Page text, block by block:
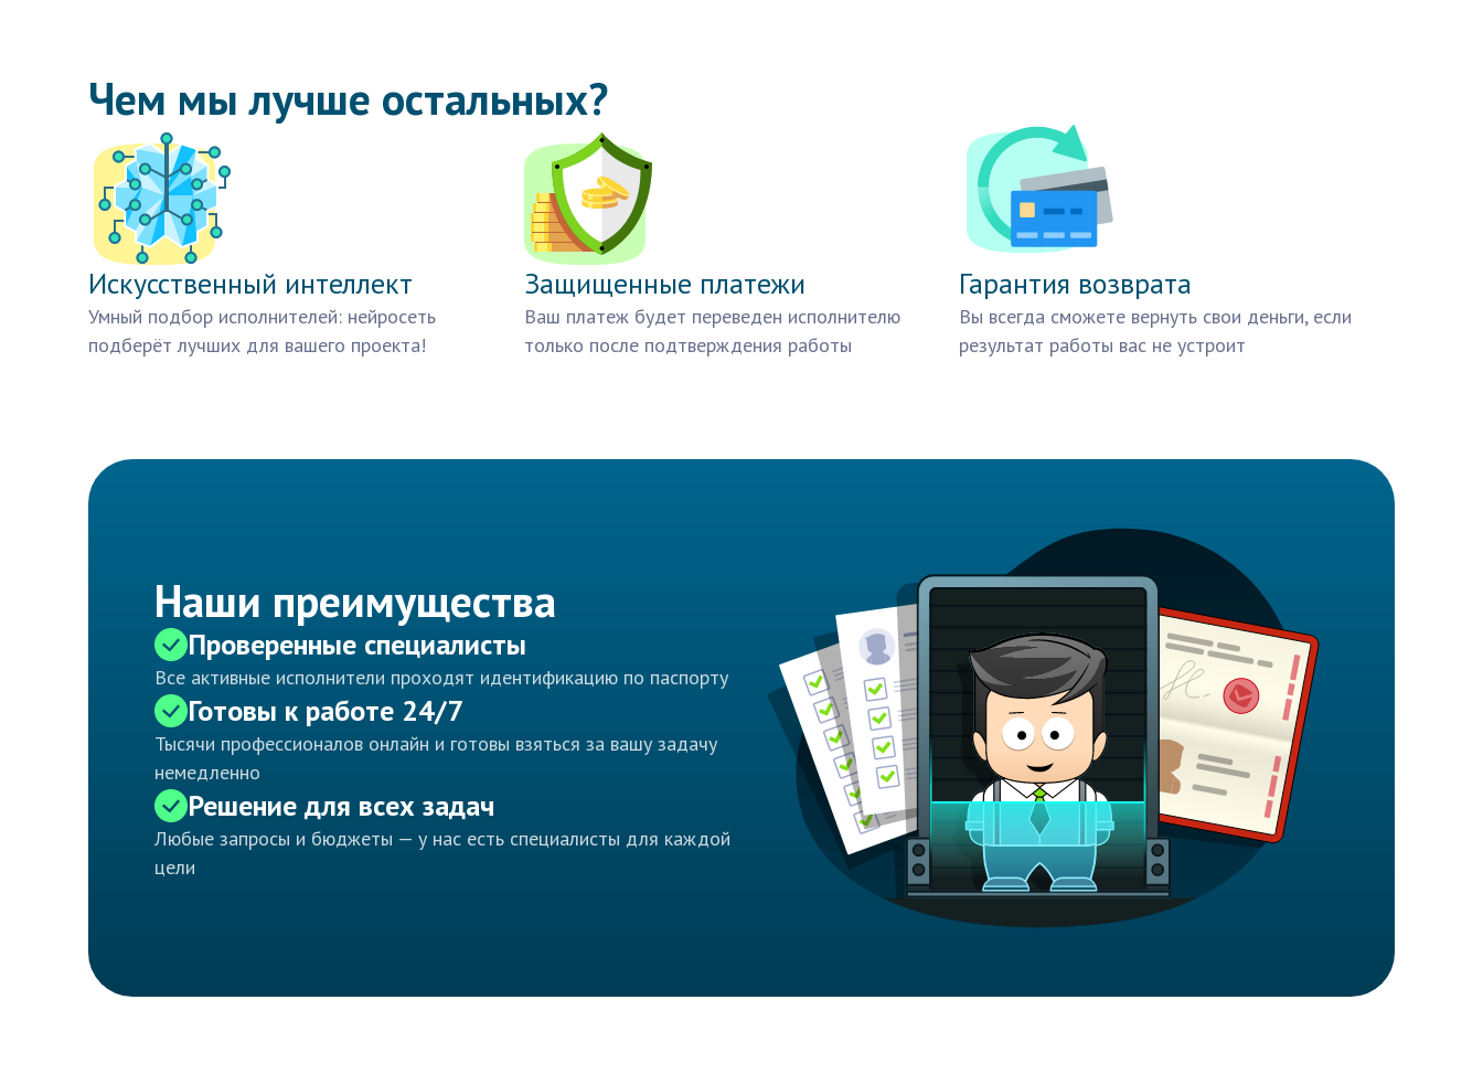
Чем мы лучше остальных?
Искусственный интеллект
Умный подбор исполнителей: нейросеть
подберёт лучших для вашего проекта!
Защищенные платежи
Ваш платеж будет переведен исполнителю
только после подтверждения работы
Гарантия возврата
Вы всегда сможете вернуть свои деньги, если
результат работы вас не устроит
Наши преимущества
Проверенные специалисты
Все активные исполнители проходят идентификацию по паспорту
Готовы к работе 24/7
Тысячи профессионалов онлайн и готовы взяться за вашу задачу
немедленно
Решение для всех задач
Любые запросы и бюджеты — у нас есть специалисты для каждой
цели